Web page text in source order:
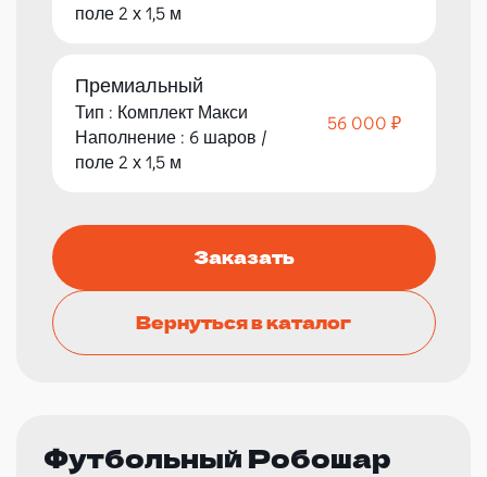
поле 2 х 1,5 м
Премиальный
Тип : Комплект Макси
Наполнение : 6 шаров /
поле 2 х 1,5 м
56 000 ₽
Заказать
Вернуться в каталог
Футбольный Робошар